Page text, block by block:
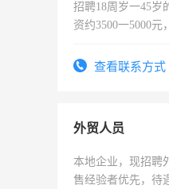
招聘18周岁一45岁
资约3500一5000元
查看联系方式
外贸人员
本地企业，现招聘
售经验者优先，待